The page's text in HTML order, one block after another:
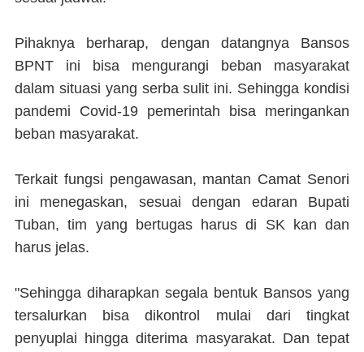
Pihaknya berharap, dengan datangnya Bansos
BPNT ini bisa mengurangi beban masyarakat
dalam situasi yang serba sulit ini. Sehingga kondisi
pandemi Covid-19 pemerintah bisa meringankan
beban masyarakat.
Terkait fungsi pengawasan, mantan Camat Senori
ini menegaskan, sesuai dengan edaran Bupati
Tuban, tim yang bertugas harus di SK kan dan
harus jelas.
"Sehingga diharapkan segala bentuk Bansos yang
tersalurkan bisa dikontrol mulai dari tingkat
penyuplai hingga diterima masyarakat. Dan tepat